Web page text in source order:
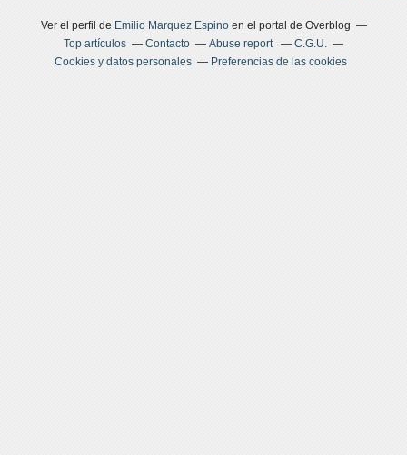
Ver el perfil de Emilio Marquez Espinoen el portal de Overblog
Top artículos
Contacto Abuse report
C.G.U.
Cookies y datos personales
Preferencias de las cookies